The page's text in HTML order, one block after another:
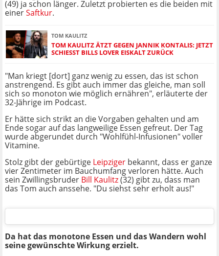
(49) ja schon länger. Zuletzt probierten es die beiden mit
einerSaftkur.
TOM KAULITZ
TOM KAULITZ ÄTZT GEGEN JANNIK KONTALIS: JETZT
SCHIESST BILLS LOVER EISKALT ZURÜCK
"Man kriegt [dort] ganz wenig zu essen, das ist schon
anstrengend. Es gibt auch immer das gleiche, man soll
sich so monoton wie möglich ernähren", erläuterte der
32-Jährige im Podcast.
Er hätte sich strikt an die Vorgaben gehalten und am
Ende sogar auf das langweilige Essen gefreut. Der Tag
wurde abgerundet durch "Wohlfühl-Infusionen" voller
Vitamine.
Stolz gibt der gebürtige Leipziger bekannt, dass er ganze
vier Zentimeter im Bauchumfang verloren hätte. Auch
sein Zwillingsbruder Bill Kaulitz(32) gibt zu, dass man
das Tom auch anssehe. "Du siehst sehr erholt aus!"
Da hat das monotone Essen und das Wandern wohl
seine gewünschte Wirkung erzielt.